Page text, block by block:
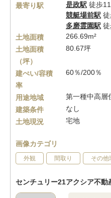
最寄り駅
是政駅 徒歩
競艇場前駅
多磨霊園駅
土地面積
266.69m²
土地面積
（坪）
80.67坪
建ぺい/容積
率
60％/200％
用途地域
第一種中高層
建築条件
なし
土地現況
宅地
画像カテゴリ
外観 間取り その他
センチュリー21アクシア不動